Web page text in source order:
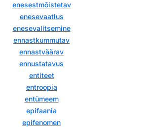
enesestmõistetav
enesevaatlus
enesevalitsemine
ennastkummutav
ennastväärav
ennustatavus
entiteet
entroopia
entümeem
epifaania
epifenomen